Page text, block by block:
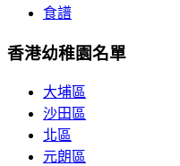
食譜
香港幼稚園名單
大埔區
沙田區
北區
元朗區